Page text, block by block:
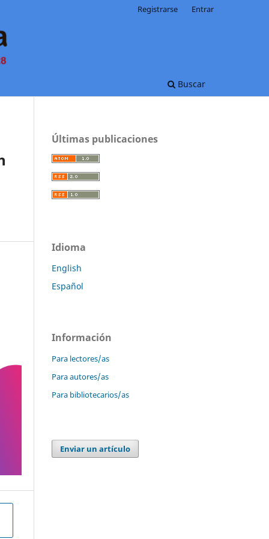
Buscar
Registrarse Entrar
Últimas publicaciones
Idioma
English
Español
Información
Para lectores/as
Para autores/as
Para bibliotecarios/as
Enviar un artículo